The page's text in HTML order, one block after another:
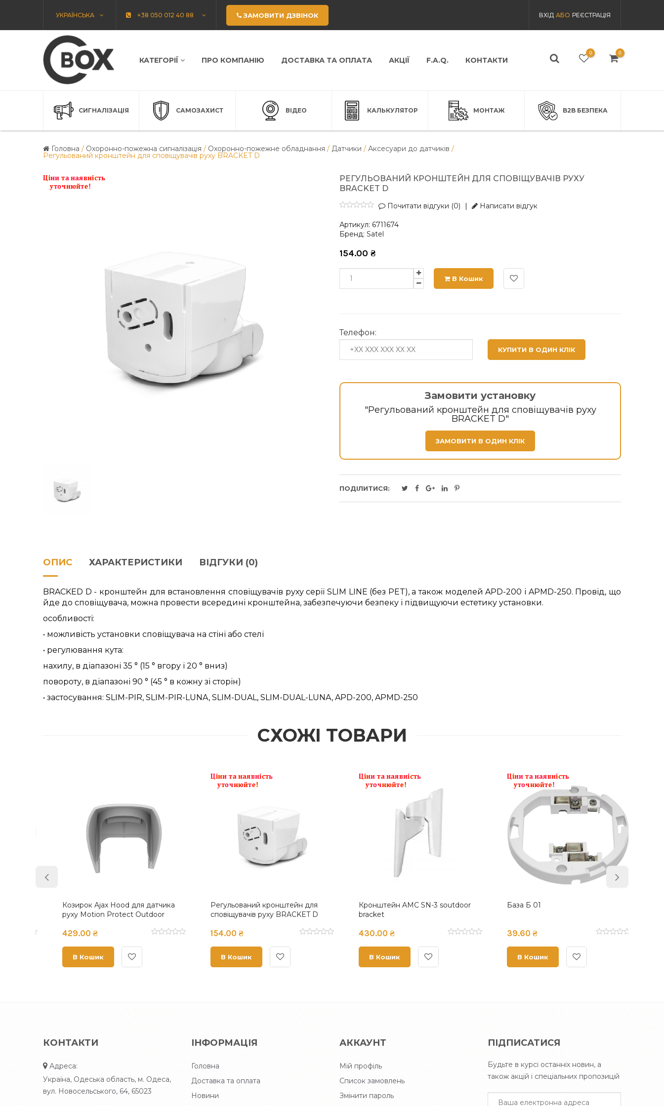
УКРАЇНСЬКА +38 050 012 40 88 ЗАМОВИТИ ДЗВІНОК ВХІД АБО РЕЄСТРАЦІЯ
КАТЕГОРІЇ ПРО КОМПАНІЮ ДОСТАВКА ТА ОПЛАТА АКЦІЇ F.A.Q. КОНТАКТИ
0 0
СИГНАЛІЗАЦІЯ САМОЗАХИСТ ВІДЕО КАЛЬКУЛЯТОР МОНТАЖ B2B БЕЗПЕКА
Головна / Охоронно-пожежна сигналізація / Охоронно-пожежне обладнання / Датчики / Аксесуари до датчиків /
Регульований кронштейн для сповіщувачів руху BRACKET D
РЕГУЛЬОВАНИЙ КРОНШТЕЙН ДЛЯ СПОВІЩУВАЧІВ РУХУ
BRACKET D
Почитати відгуки (0) | Написати відгук
Артикул: 6711674
Бренд: Satel
154.00 ₴
В Кошик
Телефон:
КУПИТИ В ОДИН КЛІК
Замовити установку
"Регульований кронштейн для сповіщувачів руху
BRACKET D"
ЗАМОВИТИ В ОДИН КЛІК
ПОДІЛИТИСЯ:
ОПИС ХАРАКТЕРИСТИКИ ВІДГУКИ (0)
BRACKED D - кронштейн для встановлення сповіщувачів руху серії SLIM LINE (без PET), а також моделей APD-200 і APMD-250. Провід, що
йде до сповіщувача, можна провести всередині кронштейна, забезпечуючи безпеку і підвищуючи естетику установки.
особливості:
• можливість установки сповіщувача на стіні або стелі
• регулювання кута:
нахилу, в діапазоні 35 ° (15 ° вгору і 20 ° вниз)
повороту, в діапазоні 90 ° (45 ° в кожну зі сторін)
• застосування: SLIM-PIR, SLIM-PIR-LUNA, SLIM-DUAL, SLIM-DUAL-LUNA, APD-200, APMD-250
СХОЖІ ТОВАРИ
База Б 01
39.60 ₴
В Кошик
База Б 1
52.20 ₴
В Кошик
База Б 2
115.80 ₴
В Кошик
Кронштейн до датчика СОМК-1-8
30.00 ₴
В Кошик
КОНТАКТИ
Адреса:
Україна, Одеська область, м. Одеса,
вул. Новосельського, 64, 65023
ІНФОРМАЦІЯ
Головна
Доставка та оплата
Новини
АККАУНТ
Мій профіль
Список замовлень
Змінити пароль
ПІДПИСАТИСЯ
Будьте в курсі останніх новин, а
також акцій і спеціальних пропозицій